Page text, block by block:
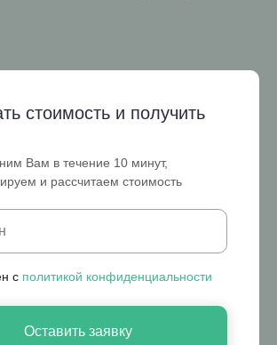
стоимость и получить
Вам в течение 10 минут,
и рассчитаем стоимость
с политикой конфиденциальности
Оставить заявку